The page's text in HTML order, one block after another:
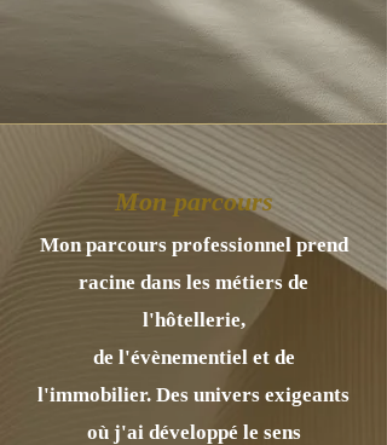
Mon parcours
Mon parcours professionnel prend
racine dans les métiers de
l'hôtellerie,
de l'évènementiel et de
l'immobilier. Des univers exigeants
où j'ai développé le sens